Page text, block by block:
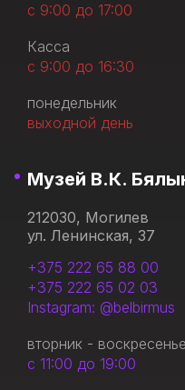
с 9:00 до 17:00
Касса
с 9:00 до 16:30
понедельник
выходной день
Музей В.К.
212030, Могилев
ул. Ленинская, 37
+375 222 65 88 00
+375 222 65 02 03
Instagram: @belbirmus
вторник - воскресенье
с 11:00 до 19:00